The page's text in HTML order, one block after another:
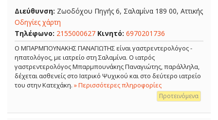
Διεύθυνση: Ζωοδόχου Πηγής 6, Σαλαμίνα 189 00, Αττικής
Οδηγίες χάρτη
Τηλέφωνο: 2155000627 Κινητό: 6970201736
Ο ΜΠΑΡΜΠΟΥΝΑΚΗΣ ΠΑΝΑΓΙΩΤΗΣ είναι γαστρεντερολόγος -
ηπατολόγος, με ιατρείο στη Σαλαμίνα. Ο ιατρός
γαστρεντερολόγος Μπαρμπουνάκης Παναγιώτης, παράλληλα,
δέχεται ασθενείς στο Ιατρικό Ψυχικού και στο δεύτερο ιατρείο
του στην Κατεχάκη. » Περισσότερες πληροφορίες
Προτεινόμενα